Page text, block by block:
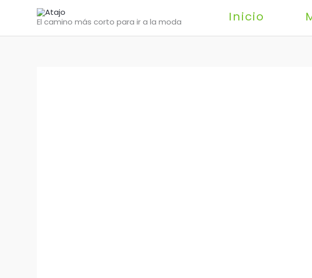
contenido
El camino más corto para ir a la moda Inicio